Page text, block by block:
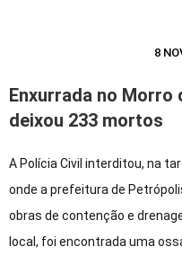
8
Enxurrada no Morro
deixou 233 mortos
A Polícia Civil interditou, na
onde a prefeitura de
obras de contenção e
local, foi encontrada uma